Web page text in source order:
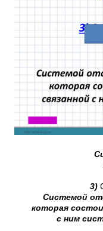
3)
Системой
которая
с ним